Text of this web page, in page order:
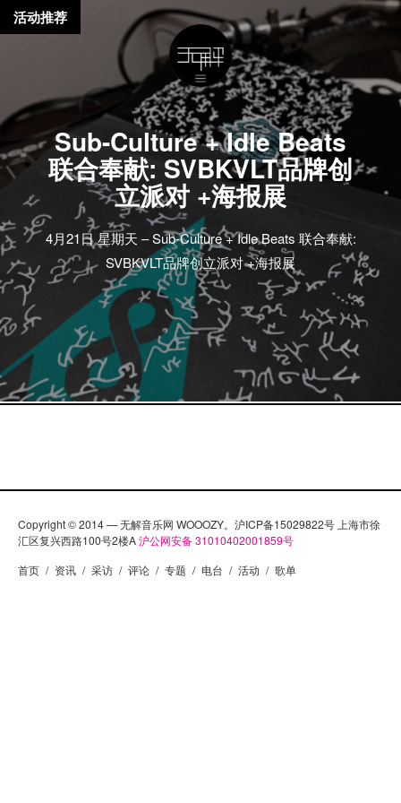
Sub-Culture + Idle Beats
联合奉献: SVBKVLT品牌创
立派对 +海报展
4月21日 星期天 – Sub-Culture + Idle Beats 联合奉献:
SVBKVLT品牌创立派对 +海报展
活动推荐
Copyright © 2014 — 无解音乐网 WOOOZY。沪ICP备15029822号 上海市徐
汇区复兴西路100号2楼A沪公网安备 31010402001859号
首页 / 资讯 / 采访 / 评论 / 专题 / 电台 / 活动 / 歌单